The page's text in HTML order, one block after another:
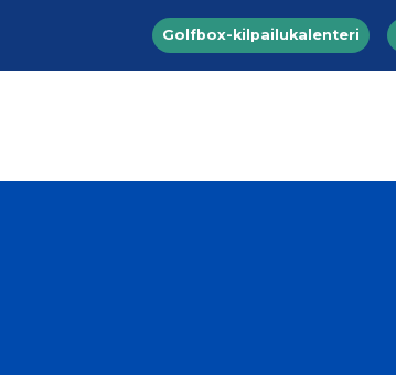
Top menu
Golfbox-kilpailukalenteri